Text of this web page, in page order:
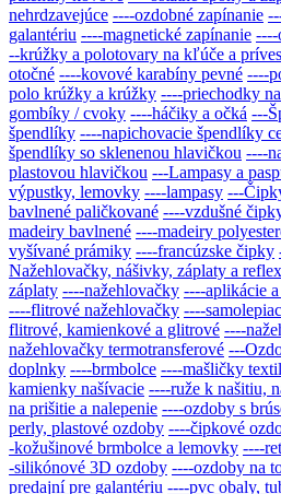
nehrdzavejúce ----ozdobné zapínanie
galantériu ----magnetické zapínanie ----
--krúžky a polotovary na kľúče a
otočné ----kovové karabíny pevné ----
polo krúžky a krúžky ----priechodky
gombíky / cvoky ----háčiky a očká ---
špendlíky ----napichovacie špendlíky
špendlíky so sklenenou hlavičkou ----
plastovou hlavičkou ---Lampasy a
výpustky, lemovky ----lampasy ---
bavlnené paličkované ----vzdušné
madeiry bavlnené ----madeiry
vyšívané prámiky ----francúzske čipky
Nažehlovačky, nášivky, záplaty a
záplaty ----nažehlovačky ----aplikácie
----flitrové nažehlovačky ----
flitrové, kamienkové a glitrové ----
nažehlovačky termotransferové ---
doplnky ----brmbolce ----mašličky
kamienky našívacie ----ruže k našitiu,
na prišitie a nalepenie ----ozdoby s
perly, plastové ozdoby ----čipkové
-kožušinové brmbolce a lemovky ----
-silikónové 3D ozdoby ----ozdoby na
predajní pre galantériu ----pvc obaly,